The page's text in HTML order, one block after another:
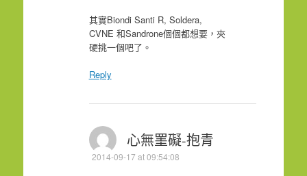
其實Biondi Santi R, Soldera,
CVNE 和Sandrone個個都想要，㚒
硬挑一個吧了。
Reply
心無罣礙-抱青
2014-09-17 at 09:54:08